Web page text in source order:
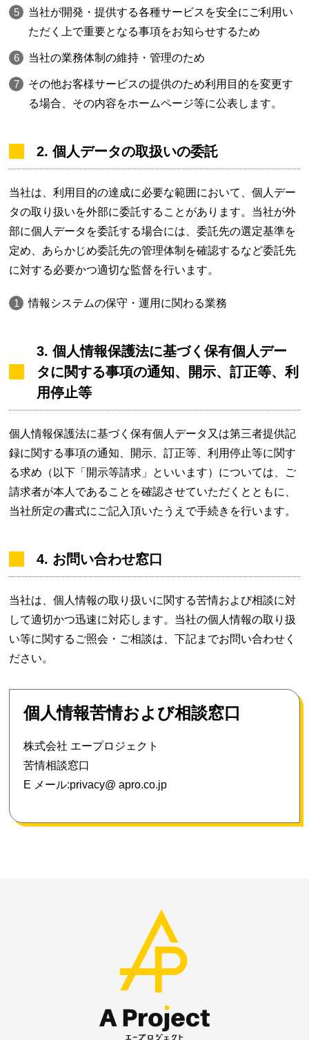
当社が開発・提供する各種サービスを安全にご利用い
ただく上で重要となる事項をお知らせするため
当社の業務体制の維持・管理のため
その他お客様サービスの提供のため利用目的を変更す
る場合、その内容をホームページ等に公表します。
2. 個人データの取扱いの委託
当社は、利用目的の達成に必要な範囲において、個人デー
タの取り扱いを外部に委託することがあります。当社が外
部に個人データを委託する場合には、委託先の選定基準を
定め、あらかじめ委託先の管理体制を確認するなど委託先
に対する必要かつ適切な監督を行います。
情報システムの保守・運用に関わる業務
3. 個人情報保護法に基づく保有個人デー
タに関する事項の通知、開示、訂正等、利
用停止等
個人情報保護法に基づく保有個人データ又は第三者提供記
録に関する事項の通知、開示、訂正等、利用停止等に関す
る求め（以下「開示等請求」といいます）については、ご
請求者が本人であることを確認させていただくとともに、
当社所定の書式にご記入頂いたうえで手続きを行います。
4. お問い合わせ窓口
当社は、個人情報の取り扱いに関する苦情および相談に対
して適切かつ迅速に対応します。当社の個人情報の取り扱
い等に関するご照会・ご相談は、下記までお問い合わせく
ださい。
個人情報苦情および相談窓口
株式会社 エープロジェクト
苦情相談窓口
E メール:privacy@ apro.co.jp